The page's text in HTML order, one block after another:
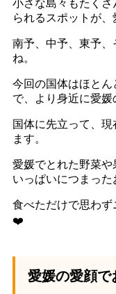
小さな島々もたく
られるスポットが、
南予、中予、東予、
ね。
今回の国体はほと
で、より身近に愛媛
国体に先立って、
ます。
愛媛でとれた野菜
いっぱいにつまった
食べただけで思わ
❤️️
愛媛の愛顔で